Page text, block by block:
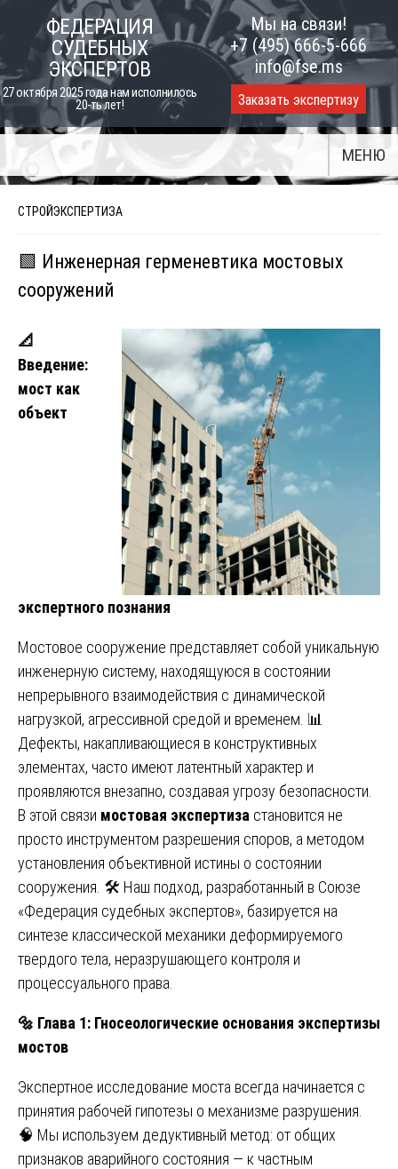
content
ФЕДЕРАЦИЯ
СУДЕБНЫХ
ЭКСПЕРТОВ
27 октября 2025 года нам исполнилось
20-ть лет!
Мы на связи!
+7 (495) 666-5-666
info@fse.ms
Заказать экспертизу
МЕНЮ
СТРОЙЭКСПЕРТИЗА
🟩 Инженерная герменевтика мостовых
сооружений
📐
Введение:
мост как
объект
экспертного познания
Мостовое сооружение представляет собой уникальную
инженерную систему, находящуюся в состоянии
непрерывного взаимодействия с динамической
нагрузкой, агрессивной средой и временем. 📊
Дефекты, накапливающиеся в конструктивных
элементах, часто имеют латентный характер и
проявляются внезапно, создавая угрозу безопасности.
В этой связи мостовая экспертиза становится не
просто инструментом разрешения споров, а методом
установления объективной истины о состоянии
сооружения. 🛠️ Наш подход, разработанный в Союзе
«Федерация судебных экспертов», базируется на
синтезе классической механики деформируемого
твердого тела, неразрушающего контроля и
процессуального права.
🔩 Глава 1: Гносеологические основания экспертизы
мостов
Экспертное исследование моста всегда начинается с
принятия рабочей гипотезы о механизме разрушения.
🧠 Мы используем дедуктивный метод: от общих
признаков аварийного состояния — к частным